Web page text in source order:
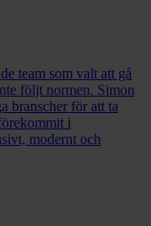
team som valt att gå
följt normen. Simon
branscher för att ta
i
modernt och